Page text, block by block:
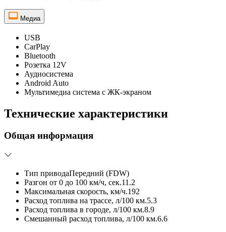
Медиа
USB
CarPlay
Bluetooth
Розетка 12V
Аудиосистема
Android Auto
Мультимедиа система с ЖК-экраном
Технические характеристики
Общая информация
Тип приводаПередний (FDW)
Разгон от 0 до 100 км/ч, сек.11.2
Максимальная скорость, км/ч.192
Расход топлива на трассе, л/100 км.5.3
Расход топлива в городе, л/100 км.8.9
Смешанный расход топлива, л/100 км.6.6